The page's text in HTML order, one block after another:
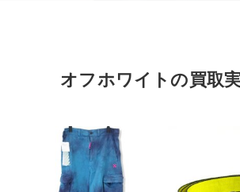
オフホワイトの買取